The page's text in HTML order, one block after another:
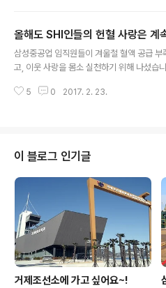
금싸라기장학회가 매년 2~3개 중학교를 대
진행하고 있습니다. 올해는 9명의 임직원이
장목중학교와 하청중학교에서 영어, 수학 수
생들이 다양한 경험을 할 수 있도록, 멘토링
올해도 SHI인들의 헌혈 사랑은 계
삼성중공업 임직원들이 겨울철 혈액 공급 부
고, 이웃 사랑을 몸소 실천하기 위해 나섰습
사랑의 정기 헌혈 캠페인이 열렸습니다. 이번
다.사내에는 헌혈 동호회가 운영 될 정도로 임
혈에 대한 관심과 사랑도 뜨겁습니다. 삼성중
로도 매년 정기 헌혈 캠페인을 통해 안정적
앞장 선다는 계획입니다. 우리 임직원들의
마와 싸우고 있는 이웃들에게 따뜻한 위로
니다.
5 0 2017. 2. 23.
이 블로그 인기글
거제조선소에 가고 싶어요~!